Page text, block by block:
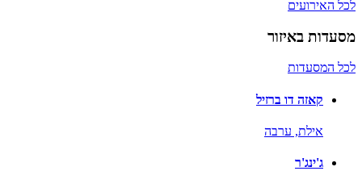
לכל האירועים
מסעדות באיזור
לכל המסעדות
קאזה דו ברזיל
אילת, ערבה
ג'ינג'ר